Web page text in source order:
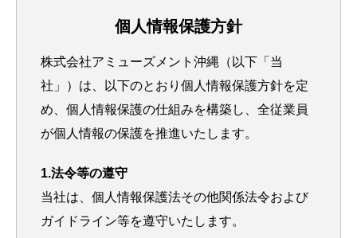
個人情報保護方針
株式会社アミューズメント沖縄（以下「当
社」）は、以下のとおり個人情報保護方針を定
め、個人情報保護の仕組みを構築し、全従業員
が個人情報の保護を推進いたします。
1.法令等の遵守
当社は、個人情報保護法その他関係法令および
ガイドライン等を遵守いたします。